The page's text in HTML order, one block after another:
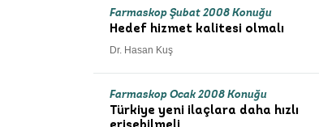
Farmaskop Şubat 2008 Konuğu
Hedef hizmet kalitesi olmalı
Dr. Hasan Kuş
Farmaskop Ocak 2008 Konuğu
Türkiye yeni ilaçlara daha hızlı